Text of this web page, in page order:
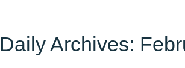
Daily Archives: